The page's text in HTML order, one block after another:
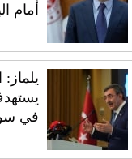
أمام
في